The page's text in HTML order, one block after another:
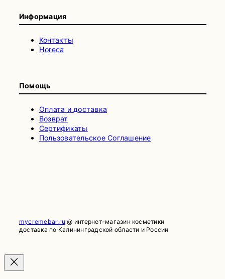
Информация
Контакты
Horeca
Помощь
Оплата и доставка
Возврат
Сертификаты
Пользовательское Соглашение
mycremebar.ru @ интернет-магазин косметики
доставка по Калининградской области и России